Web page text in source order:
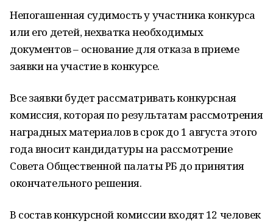
Непогашенная судимость у участника конкурса
или его детей, нехватка необходимых
документов – основание для отказа в приеме
заявки на участие в конкурсе.
Все заявки будет рассматривать конкурсная
комиссия, которая по результатам рассмотрения
наградных материалов в срок до 1 августа этого
года вносит кандидатуры на рассмотрение
Совета Общественной палаты РБ до принятия
окончательного решения.
В состав конкурсной комиссии входят 12 человек